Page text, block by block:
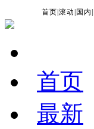
首页 |滚动 国内
首页
最新